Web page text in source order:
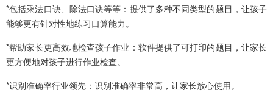
*包括乘法口诀、除法口诀等等：提供了多种不同类型的题目，让孩子
能够更有针对性地练习口算能力。
*帮助家长更高效地检查孩子作业：软件提供了可打印的题目，让家长
更方便地对孩子进行作业检查。
*识别准确率行业领先：识别准确率非常高，让家长放心使用。